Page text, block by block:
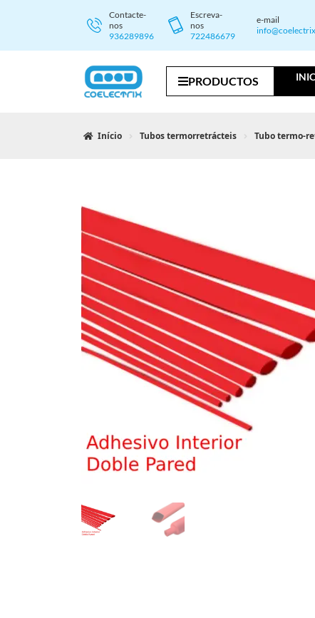
Contacte-
nos
936289896
Escreva-
nos
722486679
e-mail
PRODUCTOS
Início Tubos termorretrácteis Tubo termo-